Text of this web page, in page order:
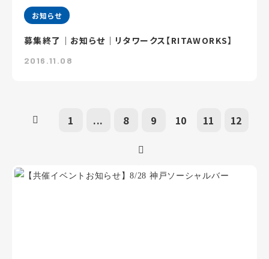
お知らせ
募集終了｜お知らせ｜リタワークス【RITAWORKS】
2016.11.08
1 ... 8 9 10 11 12